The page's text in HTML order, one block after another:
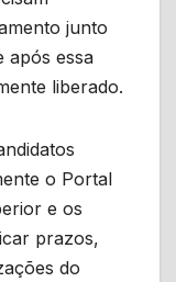
junto
após essa
liberado.
o Portal
e os
prazos,
do